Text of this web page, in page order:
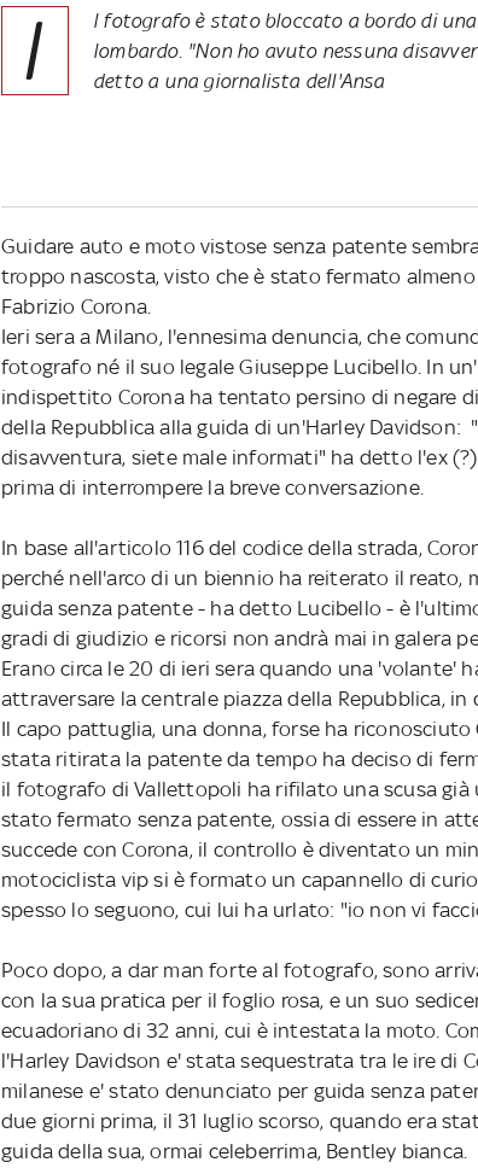
I
l fotografo è stato bloccato a bordo di
lombardo. "Non ho avuto nessuna
detto a una giornalista dell'Ansa
Guidare auto e moto vistose senza patente
troppo nascosta, visto che è stato fermato
Fabrizio Corona.
Ieri sera a Milano, l'ennesima denuncia, che
fotografo né il suo legale Giuseppe Lucibello. In
indispettito Corona ha tentato persino di negare
della Repubblica alla guida di un'Harley Davidson:
disavventura, siete male informati" ha detto l'ex
prima di interrompere la breve conversazione.
In base all'articolo 116 del codice della strada,
perché nell'arco di un biennio ha reiterato il reato,
guida senza patente - ha detto Lucibello - è
gradi di giudizio e ricorsi non andrà mai in galera
Erano circa le 20 di ieri sera quando una 'volante'
attraversare la centrale piazza della Repubblica, in
Il capo pattuglia, una donna, forse ha riconosciuto
stata ritirata la patente da tempo ha deciso di
il fotografo di Vallettopoli ha rifilato una scusa già
stato fermato senza patente, ossia di essere in
succede con Corona, il controllo è diventato un
motociclista vip si è formato un capannello di
spesso lo seguono, cui lui ha urlato: "io non vi
Poco dopo, a dar man forte al fotografo, sono
con la sua pratica per il foglio rosa, e un suo
ecuadoriano di 32 anni, cui è intestata la moto.
l'Harley Davidson e' stata sequestrata tra le ire di
milanese e' stato denunciato per guida senza
due giorni prima, il 31 luglio scorso, quando era
guida della sua, ormai celeberrima, Bentley bianca.